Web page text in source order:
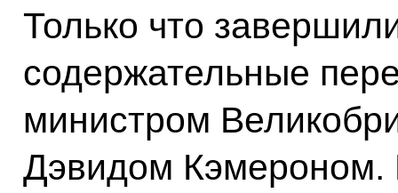
Только что
содержательные
министром
Дэвидом Кэмероном.